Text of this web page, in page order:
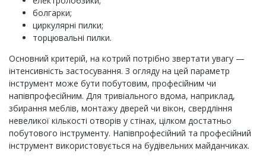
болгарки;
циркулярні пилки;
торцювальні пилки.
Основний критерій, на котрий потрібно звертати увагу —
інтенсивність застосування. З огляду на цей параметр
інструмент може бути побутовим, професійним чи
напівпрофесійним. Для тривіального вдома, наприклад,
збирання меблів, монтажу дверей чи вікон, свердління
невеликої кількості отворів у стінах, цілком достатньо
побутового інструменту. Напівпрофесійний та професійний
інструмент використовується на будівельних майданчиках.